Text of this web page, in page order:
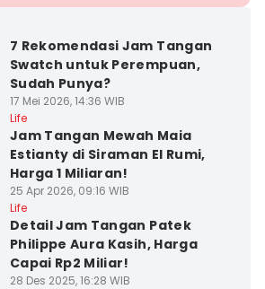
7 Rekomendasi Jam Tangan
Swatch untuk Perempuan,
Sudah Punya?
17 Mei 2026, 14:36 WIB
Life
Jam Tangan Mewah Maia
Estianty di Siraman El Rumi,
Harga 1 Miliaran!
25 Apr 2026, 09:16 WIB
Life
Detail Jam Tangan Patek
Philippe Aura Kasih, Harga
Capai Rp2 Miliar!
28 Des 2025, 16:28 WIB